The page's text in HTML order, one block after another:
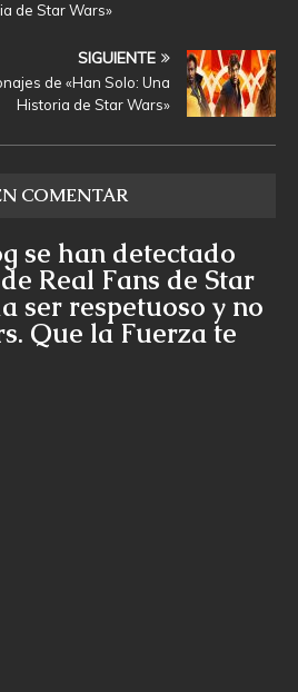
de Star Wars»
SIGUIENTE
de «Han Solo: Una
Historia de Star Wars»
COMENTAR
se han detectado
Real Fans de Star
ser respetuoso y no
Que la Fuerza te